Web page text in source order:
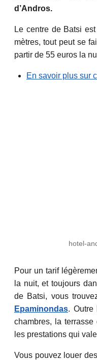
d’Andros.
Le centre de Batsi
mètres, tout peut se
partir de 55 euros la
En savoir plus sur
hotel-
Pour un tarif
la nuit, et toujours
de Batsi, vous
Epaminondas. Outre
chambres, la
les prestations qui
Vous pouvez louer